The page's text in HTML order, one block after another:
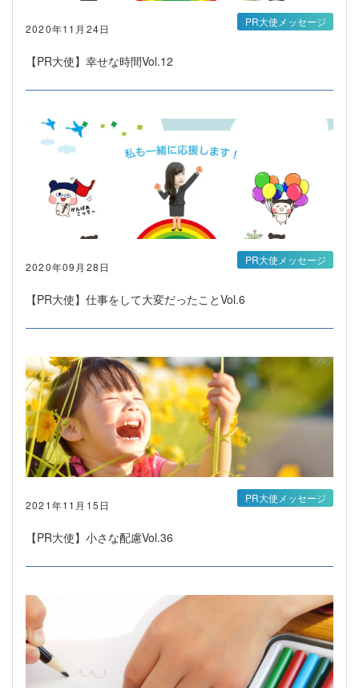
2020年11月24日
【PR大使】幸せな時間Vol.12
PR大使メッセージ
2020年09月28日
【PR大使】仕事をして大変だったことVol.6
PR大使メッセージ
2021年11月15日
【PR大使】小さな配慮Vol.36
PR大使メッセージ